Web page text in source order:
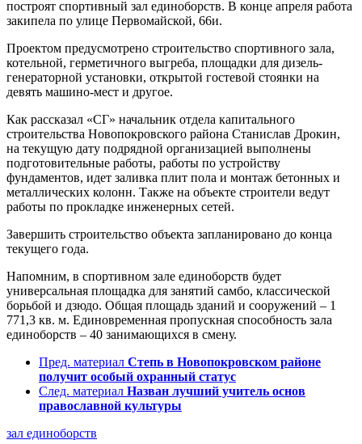
построят спортивный зал единоборств. В конце апреля работа
закипела по улице Первомайской, 66и.
Проектом предусмотрено строительство спортивного зала,
котельной, герметичного выгреба, площадки для дизель-
генераторной установки, открытой гостевой стоянки на
девять машино-мест и другое.
Как рассказал «СГ» начальник отдела капитального
строительства Новопокровского района Станислав Дрокин,
на текущую дату подрядной организацией выполнены
подготовительные работы, работы по устройству
фундаментов, идет заливка плит пола и монтаж бетонных и
металлических колонн. Также на объекте строители ведут
работы по прокладке инженерных сетей.
Завершить строительство объекта запланировано до конца
текущего года.
Напомним, в спортивном зале единоборств будет
универсальная площадка для занятий самбо, классической
борьбой и дзюдо. Общая площадь зданий и сооружений – 1
771,3 кв. м. Единовременная пропускная способность зала
единоборств – 40 занимающихся в смену.
Пред. материал Степь в Новопокровском районе
получит особый охранный статус
След. материал Назван лучший учитель основ
православной культуры
зал единоборств